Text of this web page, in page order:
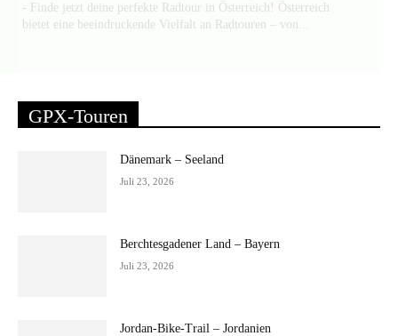
- Finde jetzt deine perfekte Radtour in Österreich! Österreich
bietet eine beeindruckende Vielfalt an Radtouren – von...
GPX-Touren
Dänemark – Seeland
Juli 23, 2026
Berchtesgadener Land – Bayern
Juli 23, 2026
Jordan-Bike-Trail – Jordanien